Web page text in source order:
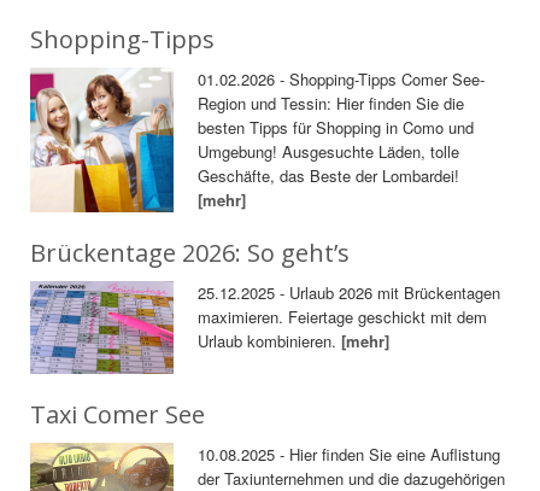
Shopping-Tipps
01.02.2026 - Shopping-Tipps Comer See-
Region und Tessin: Hier finden Sie die
besten Tipps für Shopping in Como und
Umgebung! Ausgesuchte Läden, tolle
Geschäfte, das Beste der Lombardei!
[mehr]
Brückentage 2026: So geht’s
25.12.2025 - Urlaub 2026 mit Brückentagen
maximieren. Feiertage geschickt mit dem
Urlaub kombinieren.[mehr]
Taxi Comer See
10.08.2025 - Hier finden Sie eine Auflistung
der Taxiunternehmen und die dazugehörigen